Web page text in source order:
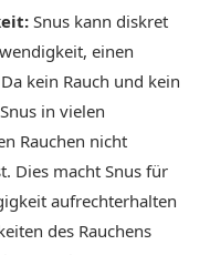
Snus kann diskret
einen
kein Rauch und kein
in vielen
Rauchen nicht
Dies macht Snus für
aufrechterhalten
des Rauchens